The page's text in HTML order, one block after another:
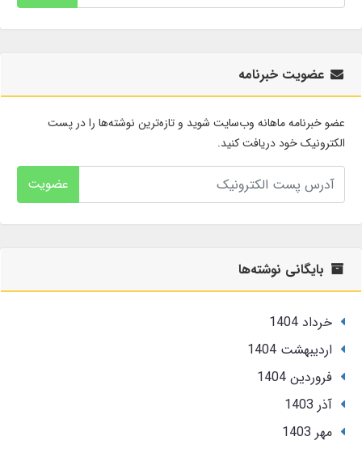
عضویت خبرنامه
عضو خبرنامه ماهانه وب‌سایت شوید و تازه‌ترین نوشته‌ها را در پست
الکترونیک خود دریافت کنید.
عضویت
بایگانی نوشته‌ها
خرداد 1404
ارديبهشت 1404
فروردین 1404
آذر 1403
مهر 1403